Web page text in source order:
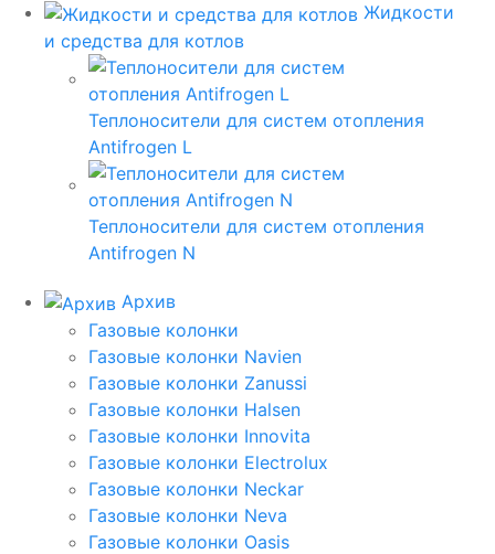
Жидкости
и средства для котлов
Теплоносители для систем отопления
Antifrogen L
Теплоносители для систем отопления
Antifrogen N
Архив
Газовые колонки
Газовые колонки Navien
Газовые колонки Zanussi
Газовые колонки Halsen
Газовые колонки Innovita
Газовые колонки Electrolux
Газовые колонки Neckar
Газовые колонки Neva
Газовые колонки Oasis